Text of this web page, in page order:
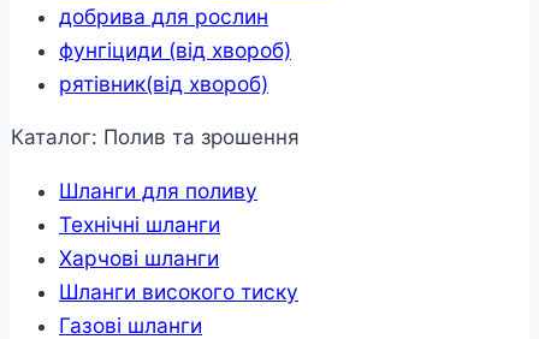
добрива для рослин
фунгіциди (від хвороб)
рятівник(від хвороб)
Каталог: Полив та зрошення
Шланги для поливу
Технічні шланги
Харчові шланги
Шланги високого тиску
Газові шланги